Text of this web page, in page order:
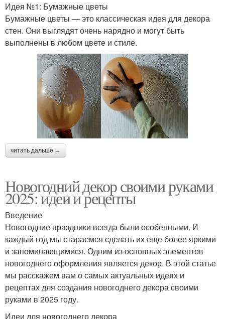
Идея №1: Бумажные цветы
Бумажные цветы — это классическая идея для декора
стен. Они выглядят очень нарядно и могут быть
выполнены в любом цвете и стиле.
читать дальше →
Новогодний декор своими руками
2025: идеи и рецепты
Введение
Новогодние праздники всегда были особенными. И
каждый год мы стараемся сделать их еще более яркими
и запоминающимися. Одним из основных элементов
новогоднего оформления является декор. В этой статье
мы расскажем вам о самых актуальных идеях и
рецептах для создания новогоднего декора своими
руками в 2025 году.
Идеи для новогоднего декора